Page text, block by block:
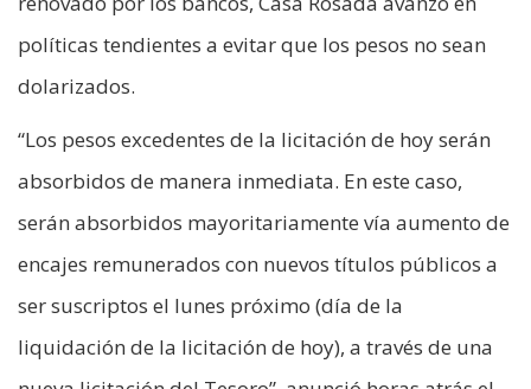
políticas tendientes a evitar que los pesos no sean
dolarizados.
“Los pesos excedentes de la licitación de hoy serán
absorbidos de manera inmediata. En este caso,
serán absorbidos mayoritariamente vía aumento de
encajes remunerados con nuevos títulos públicos a
ser suscriptos el lunes próximo (día de la
liquidación de la licitación de hoy), a través de una